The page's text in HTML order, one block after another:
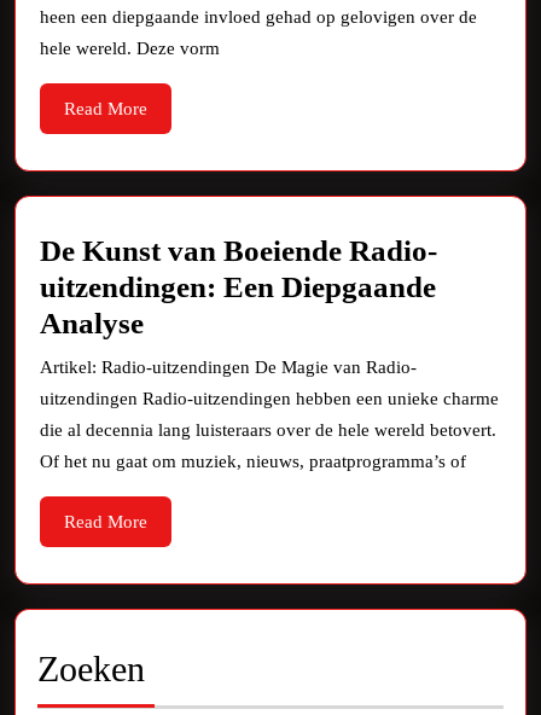
van
heen een diepgaande invloed gehad op gelovigen over de
hele wereld. Deze vorm
Read More
More
De Kunst van Boeiende Radio-
uitzendingen: Een Diepgaande
AnalyseDe
Kunst
van
Boeiende
Radio-
uitzendingen:
Een
Diepgaande
Analyse
Artikel: Radio-uitzendingen De Magie van Radio-
uitzendingen Radio-uitzendingen hebben een unieke charme
die al decennia lang luisteraars over de hele wereld betovert.
Of het nu gaat om muziek, nieuws, praatprogramma’s of
Read More
More
Zoeken